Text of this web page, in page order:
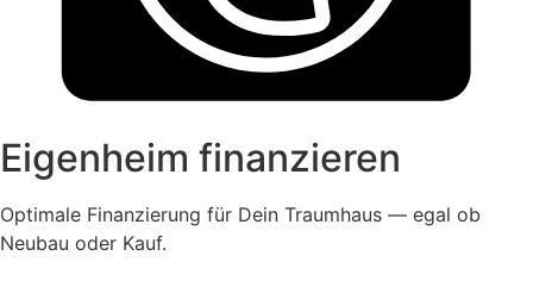
Eigenheim finanzieren
Optimale Finanzierung für Dein Traumhaus — egal ob
Neubau oder Kauf.